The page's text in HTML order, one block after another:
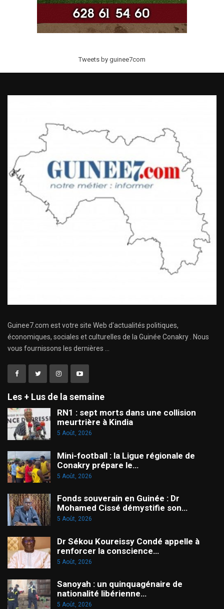
Tweets by guinee7com
Guinee7.com est votre site Web d'actualités politiques,
économiques, sociales et culturelles de la Guinée Conakry . Nous
vous fournissons les dernières ...
Les + Lus de la semaine
RN1 : sept morts dans une collision
meurtrière à Kindia
5 Août, 2026
Mini-football : la Ligue régionale de
Conakry prépare le…
5 Août, 2026
Fonds souverain en Guinée : Dr
Mohamed Cissé démystifie son…
5 Août, 2026
Dr Sékou Koureissy Condé appelle à
renforcer la conscience…
5 Août, 2026
Sanoyah : un quinquagénaire de
nationalité libérienne…
5 Août, 2026